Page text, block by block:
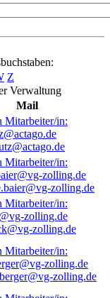
Z
Verwaltung
Mail
zolling.de
zolling.de
zolling.de